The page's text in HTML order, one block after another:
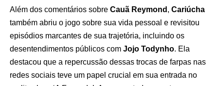
Além dos comentários sobre Cauã Reymond , Cariúcha
também abriu o jogo sobre sua vida pessoal e revisitou
episódios marcantes de sua trajetória, incluindo os
desentendimentos públicos com Jojo Todynho. Ela
destacou que a repercussão dessas trocas de farpas nas
redes sociais teve um papel crucial em sua entrada no